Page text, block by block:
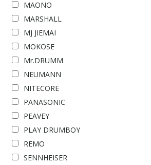
MAONO
MARSHALL
MJ JIEMAI
MOKOSE
Mr.DRUMM
NEUMANN
NITECORE
PANASONIC
PEAVEY
PLAY DRUMBOY
REMO
SENNHEISER